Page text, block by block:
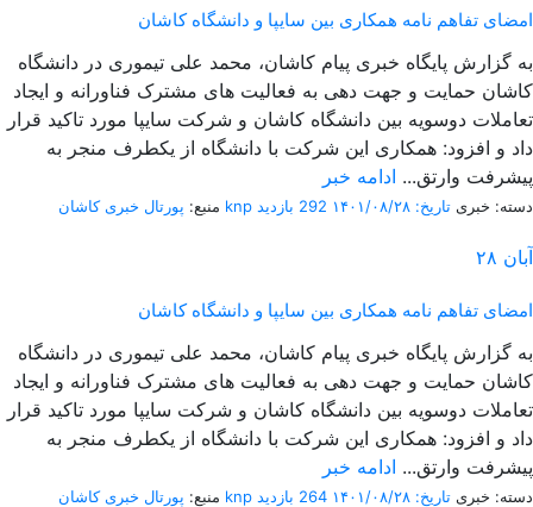
امضای تفاهم نامه همکاری بین سایپا و دانشگاه کاشان
به گزارش پایگاه خبری پیام کاشان، محمد علی تیموری در دانشگاه
کاشان حمایت و جهت دهی به فعالیت های مشترک فناورانه و ایجاد
تعاملات دوسویه بین دانشگاه کاشان و شرکت سایپا مورد تاکید قرار
داد و افزود: همکاری این شرکت با دانشگاه از یکطرف منجر به
پیشرفت وارتق... ادامه خبر
منبع: پورتال خبری كاشان knp دسته: خبری تاریخ: ۱۴۰۱/۰۸/۲۸ 292 بازدید
۲۸ آبان
امضای تفاهم نامه همکاری بین سایپا و دانشگاه کاشان
به گزارش پایگاه خبری پیام کاشان، محمد علی تیموری در دانشگاه
کاشان حمایت و جهت دهی به فعالیت های مشترک فناورانه و ایجاد
تعاملات دوسویه بین دانشگاه کاشان و شرکت سایپا مورد تاکید قرار
داد و افزود: همکاری این شرکت با دانشگاه از یکطرف منجر به
پیشرفت وارتق... ادامه خبر
منبع: پورتال خبری كاشان knp دسته: خبری تاریخ: ۱۴۰۱/۰۸/۲۸ 264 بازدید